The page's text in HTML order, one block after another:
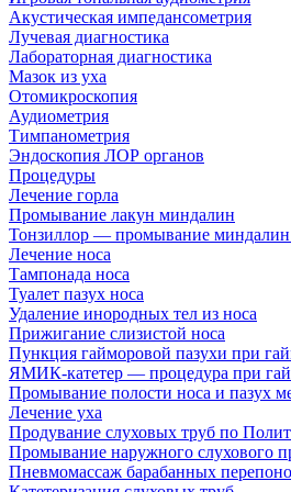
Акустическая импедансометрия
Лучевая диагностика
Лабораторная диагностика
Мазок из уха
Отомикроскопия
Аудиометрия
Тимпанометрия
Эндоскопия ЛОР органов
Процедуры
Лечение горла
Промывание лакун миндалин
Тонзиллор — промывание миндалин
Лечение носа
Тампонада носа
Туалет пазух носа
Удаление инородных тел из носа
Прижигание слизистой носа
Пункция гайморовой пазухи при
ЯМИК-катетер — процедура при
Промывание полости носа и пазух
Лечение уха
Продувание слуховых труб по
Промывание наружного слухового
Пневмомассаж барабанных